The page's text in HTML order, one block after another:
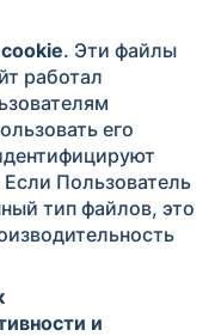
. Эти файлы
работал
его
Пользователь
тип файлов, это
и